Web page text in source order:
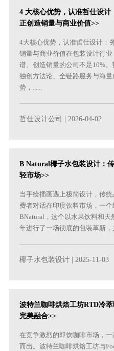
4 大核心优势，认准哲仕设
正创造销量与商业价值>>
4大核心优势，认准哲仕设计：
销量与商业价值在包装设计行
谱、创造销量的公司不足10%。
独创方法论、全链路服务与海
势，......
哲仕设计公司 | 2026-04-02
B Natural椰子水包装设计：
轻市场>>
当手绘插画遇上极简设计，传
费者对话在印度饮料市场，一个
BNatural，这个以水果饮料和
年进行了一场彻底的包装革新
椰子水包装设计 | 2025-11-03
波特兰咖啡烘焙工坊RTD冷
完美融合>>
在竞争激烈的即饮咖啡市场，
而出。波特兰咖啡烘焙工坊与